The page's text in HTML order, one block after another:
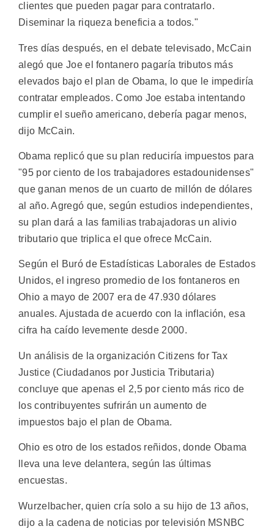
clientes que pueden pagar para contratarlo.
Diseminar la riqueza beneficia a todos."
Tres días después, en el debate televisado, McCain
alegó que Joe el fontanero pagaría tributos más
elevados bajo el plan de Obama, lo que le impediría
contratar empleados. Como Joe estaba intentando
cumplir el sueño americano, debería pagar menos,
dijo McCain.
Obama replicó que su plan reduciría impuestos para
"95 por ciento de los trabajadores estadounidenses"
que ganan menos de un cuarto de millón de dólares
al año. Agregó que, según estudios independientes,
su plan dará a las familias trabajadoras un alivio
tributario que triplica el que ofrece McCain.
Según el Buró de Estadísticas Laborales de Estados
Unidos, el ingreso promedio de los fontaneros en
Ohio a mayo de 2007 era de 47.930 dólares
anuales. Ajustada de acuerdo con la inflación, esa
cifra ha caído levemente desde 2000.
Un análisis de la organización Citizens for Tax
Justice (Ciudadanos por Justicia Tributaria)
concluye que apenas el 2,5 por ciento más rico de
los contribuyentes sufrirán un aumento de
impuestos bajo el plan de Obama.
Ohio es otro de los estados reñidos, donde Obama
lleva una leve delantera, según las últimas
encuestas.
Wurzelbacher, quien cría solo a su hijo de 13 años,
dijo a la cadena de noticias por televisión MSNBC